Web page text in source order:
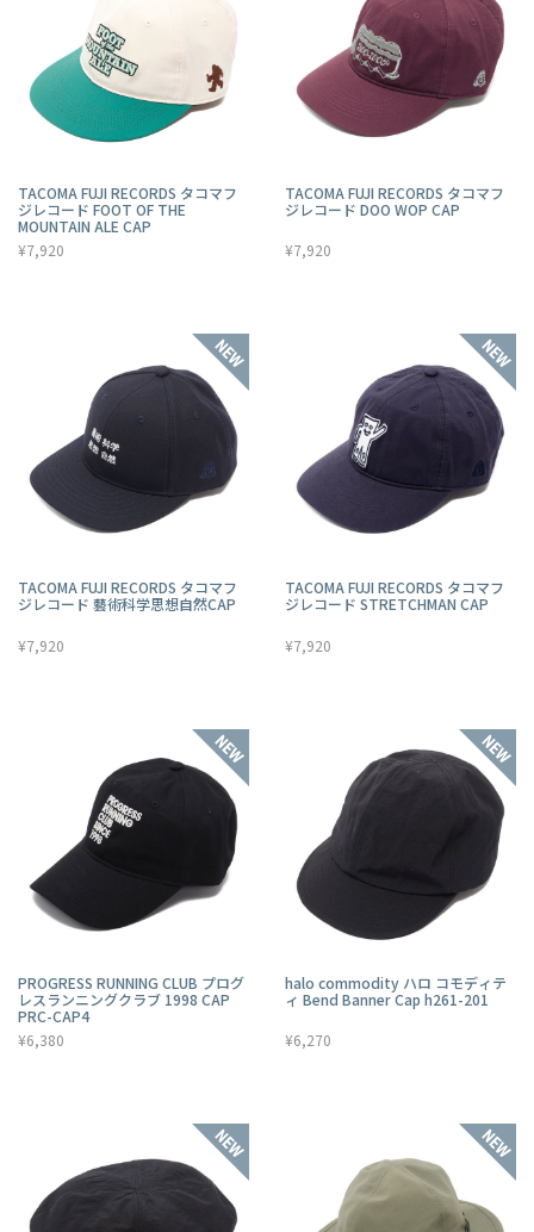
TACOMA FUJI RECORDS タコマフ
ジレコード FOOT OF THE
MOUNTAIN ALE CAP
¥7,920
TACOMA FUJI RECORDS タコマフ
ジレコード DOO WOP CAP
¥7,920
TACOMA FUJI RECORDS タコマフ
ジレコード 藝術科学思想自然CAP
¥7,920
TACOMA FUJI RECORDS タコマフ
ジレコード STRETCHMAN CAP
¥7,920
PROGRESS RUNNING CLUB プログ
レスランニングクラブ 1998 CAP
PRC-CAP4
¥6,380
halo commodity ハロ コモディテ
ィ Bend Banner Cap h261-201
¥6,270